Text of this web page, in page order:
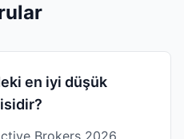
en iyi düşük
Brokers 2026